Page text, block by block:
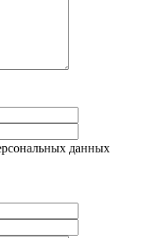
данных